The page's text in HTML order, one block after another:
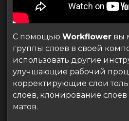
С помощью Workflower вы
группы слоев в своей
использовать другие
улучшающие рабочий
корректирующие слои
слоев, клонирование
матов.